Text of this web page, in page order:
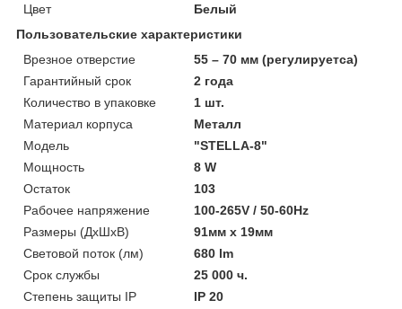
Цвет
Белый
Пользовательские характеристики
Врезное отверстие
55 – 70 мм (регулируетса)
Гарантийный срок
2 года
Количество в упаковке
1 шт.
Материал корпуса
Металл
Модель
"STELLA-8"
Мощность
8 W
Остаток
103
Рабочее напряжение
100-265V / 50-60Hz
Размеры (ДхШхВ)
91мм х 19мм
Световой поток (лм)
680 lm
Срок службы
25 000 ч.
Степень защиты IP
IP 20